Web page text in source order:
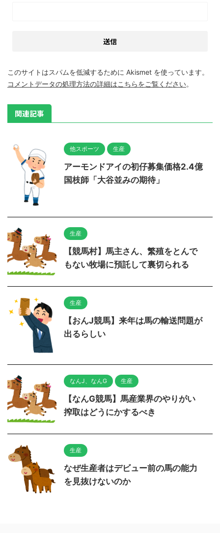
このサイトはスパムを低減するために Akismet を使っています。
コメントデータの処理方法の詳細はこちらをご覧ください。
関連記事
他スポーツ 生産
アーモンドアイの初仔募集価格2.4億
国枝師「大谷並みの期待」
生産
【競馬村】馬主さん、繁殖をとんで
もない牧場に預託して裏切られる
生産
【おんJ競馬】来年は馬の輸送問題が
出るらしい
なんJ、なんG 生産
【なんG競馬】馬産業界のやりがい
搾取はどうにかするべき
生産
なぜ生産者はデビュー前の馬の能力
を見抜けないのか